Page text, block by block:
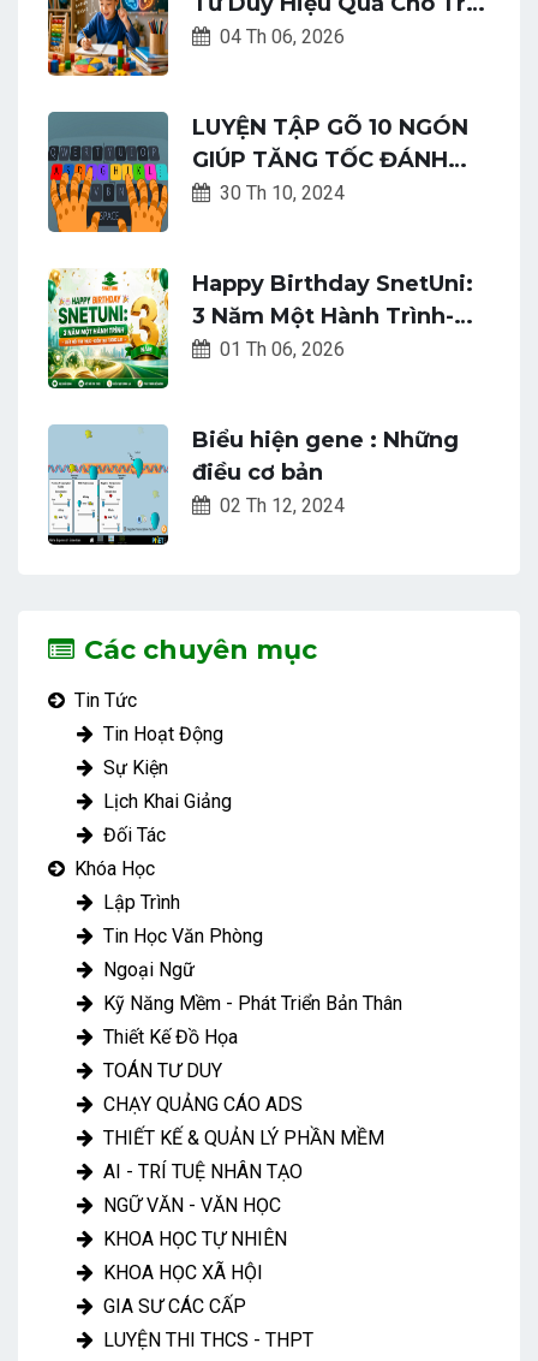
Phát Triển Não Bộ
04 Th 06, 2026
LUYỆN TẬP GÕ 10 NGÓN
GIÚP TĂNG TỐC ĐÁNH
MÁY NHANH CHÓNG DỄ
30 Th 10, 2024
Happy Birthday SnetUni:
3 Năm Một Hành Trình-
Kết Nối Tri Thức-Kiến Tạo
01 Th 06, 2026
Biểu hiện gene : Những
điều cơ bản
02 Th 12, 2024
Các chuyên mục
Tin Tức
Tin Hoạt Động
Sự Kiện
Lịch Khai Giảng
Đối Tác
Khóa Học
Lập Trình
Tin Học Văn Phòng
Ngoại Ngữ
Kỹ Năng Mềm - Phát Triển Bản Thân
Thiết Kế Đồ Họa
TOÁN TƯ DUY
CHẠY QUẢNG CÁO ADS
THIẾT KẾ & QUẢN LÝ PHẦN MỀM
AI - TRÍ TUỆ NHÂN TẠO
NGỮ VĂN - VĂN HỌC
KHOA HỌC TỰ NHIÊN
KHOA HỌC XÃ HỘI
GIA SƯ CÁC CẤP
LUYỆN THI THCS - THPT